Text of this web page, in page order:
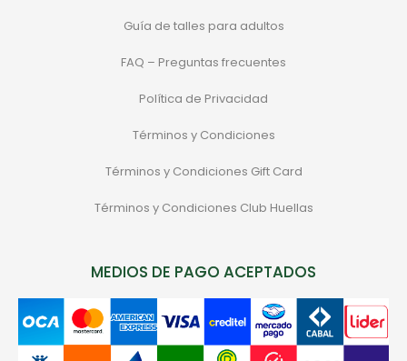
Guía de talles para adultos
FAQ – Preguntas frecuentes
Política de Privacidad
Términos y Condiciones
Términos y Condiciones Gift Card
Términos y Condiciones Club Huellas
MEDIOS DE PAGO ACEPTADOS